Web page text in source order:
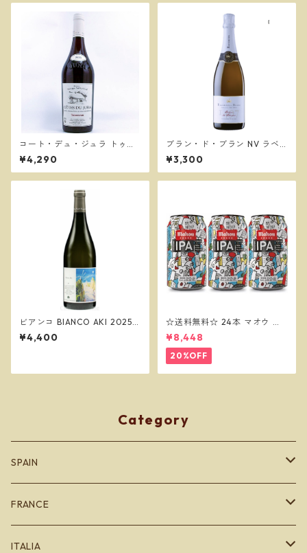
コート・デュ・ジュラ トゥル
ソー 2025 / フィリップ・ヴァ
ンデル Philippe Vandelle
¥4,290
ブラン・ド・ブラン NV ラベ
ントス ／ラベントス イ ブ
ラン
¥3,300
ビアンコ BIANCO AKI 2025／
ドゥエ プンティ ヴィンヤーズ
¥4,400
☆送料無料☆ 24本 マオウ セ
ッションIPA 330缶 MAHOU
IPA
¥8,448
20%OFF
Category
SPAIN
カタルーニャ地方
バスク地方
FRANCE
ブルゴーニュ
ITALIA